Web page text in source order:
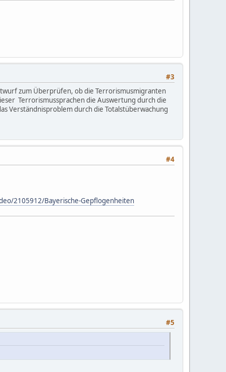
#3
zum Überprüfen, ob die Terrorismusmigranten
Terrorismussprachen die Auswertung durch die
Verständnisproblem durch die Totalstüberwachung
#4
2105912/Bayerische-Gepflogenheiten
#5